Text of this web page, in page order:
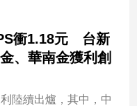
衝1.18元 台新
、華南金獲利創
陸續出爐，其中，中